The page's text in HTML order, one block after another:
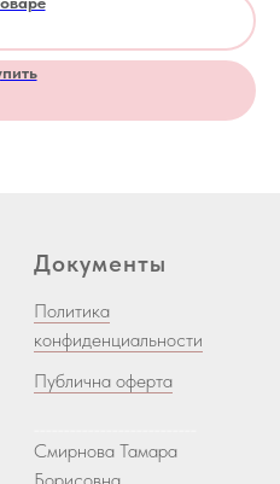
Документы
Политика
конфиденциальности
Публична оферта
Смирнова Тамара